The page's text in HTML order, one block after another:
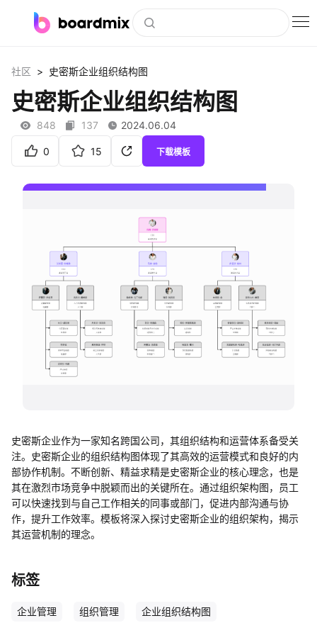
社区资源
下载
支持
帮助中心
知识分享社区
社区 > 史密斯企业组织结构图
史密斯企业组织结构图
848 137 2024.06.04
0 15 下载模板
史密斯企业作为一家知名跨国公司，其组织结构和运营体系备受关
注。史密斯企业的组织结构图体现了其高效的运营模式和良好的内
部协作机制。不断创新、精益求精是史密斯企业的核心理念，也是
其在激烈市场竞争中脱颖而出的关键所在。通过组织架构图，员工
可以快速找到与自己工作相关的同事或部门，促进内部沟通与协
作，提升工作效率。模板将深入探讨史密斯企业的组织架构，揭示
其运营机制的理念。
标签
企业管理 组织管理 企业组织结构图